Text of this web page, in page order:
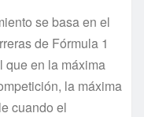
se basa en el
de Fórmula 1
que en la máxima
la máxima
cuando el